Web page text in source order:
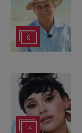
9
14